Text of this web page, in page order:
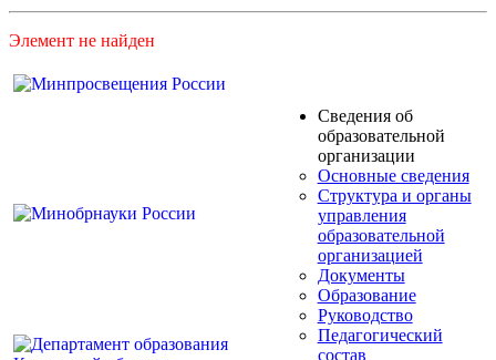
Элемент не найден
Сведения об
образовательной
организации
Основные сведения
Структура и органы
управления
образовательной
организацией
Документы
Образование
Руководство
Педагогический
состав